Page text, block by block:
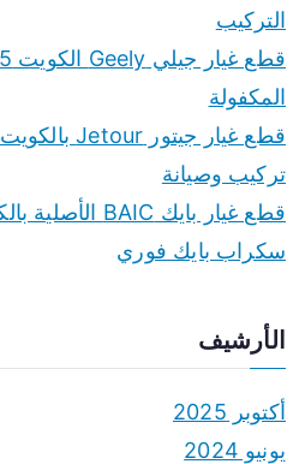
التركيب
المكفولة
تركيب وصيانة
سكراب بايك فوري
الأرشيف
أكتوبر 2025
يونيو 2024